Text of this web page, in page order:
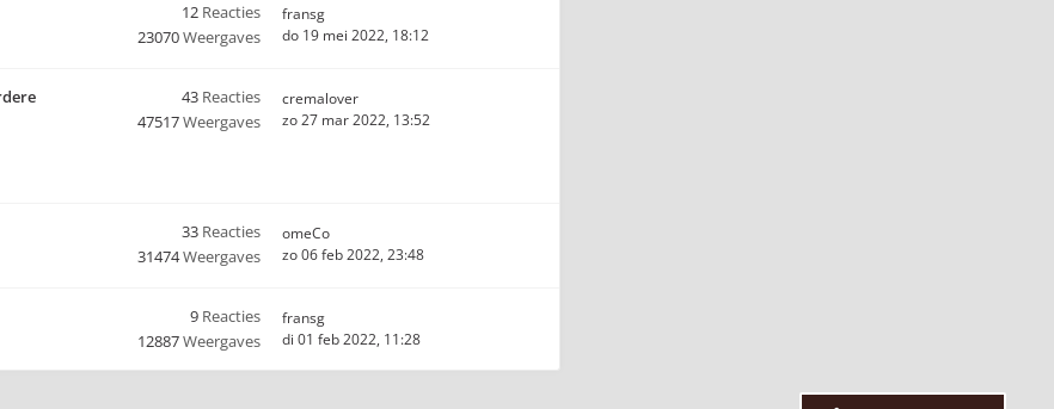
12 Reacties
23070Weergaves
fransg
do 19 mei 2022, 18:12
43 Reacties
47517Weergaves
cremalover
zo 27 mar 2022, 13:52
33 Reacties
31474Weergaves
omeCo
zo 06 feb 2022, 23:48
9 Reacties
12887Weergaves
fransg
di 01 feb 2022, 11:28